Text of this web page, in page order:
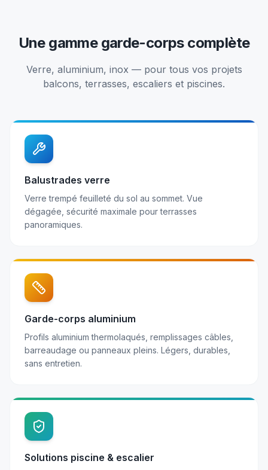
Une gamme garde-corps complète
Verre, aluminium, inox — pour tous vos projets
balcons, terrasses, escaliers et piscines.
Balustrades verre
Verre trempé feuilleté du sol au sommet. Vue
dégagée, sécurité maximale pour terrasses
panoramiques.
Garde-corps aluminium
Profils aluminium thermolaqués, remplissages câbles,
barreaudage ou panneaux pleins. Légers, durables,
sans entretien.
Solutions piscine & escalier